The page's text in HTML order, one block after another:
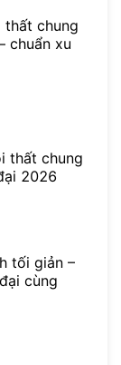
thất chung
chuẩn xu
thất chung
2026
tối giản –
cùng